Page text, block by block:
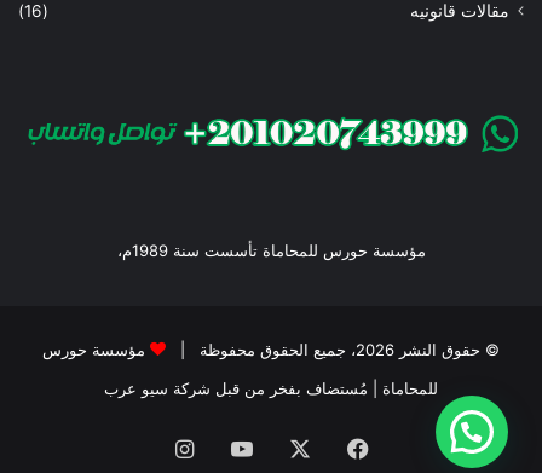
مقالات قانونيه
(16)
مؤسسة حورس للمحاماة تأسست سنة 1989م،
© حقوق النشر 2026، جميع الحقوق محفوظة |
مؤسسة حورس
للمحاماة
| مُستضاف بفخر من قبل شركة سيو عرب
فيسبوك ‫YouTube